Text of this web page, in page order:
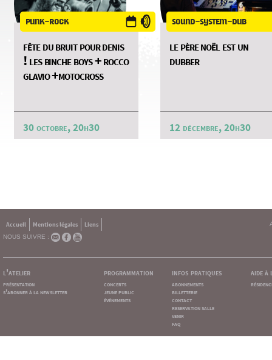
punk-rock
fête du bruit pour denis
! les binche boys + rocco
glavio +motocross
30 octobre, 20h30
sound-system-dub
le père noël est un
dubber
12 décembre, 20h30
Accueil Mentions légales
Liens
NOUS SUIVRE :
l'atelier
présentation
s'abonner à la newsletter
programmation
concerts
jeune public
événements
infos pratiques
abonnements
billetterie
contact
reservation salle
venir
faq
aide